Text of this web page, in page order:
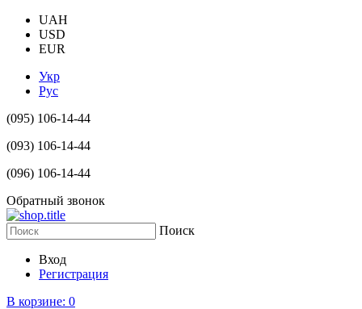
UAH
USD
EUR
Укр
Рус
(095) 106-14-44
(093) 106-14-44
(096) 106-14-44
Обратный звонок
Поиск
Вход
Регистрация
В корзине: 0